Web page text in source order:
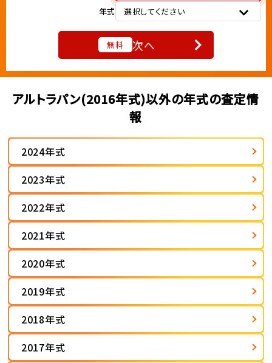
年式
選択してください
無料 次へ
アルトラパン(2016年式)以外の年式の査定情
報
2024年式
2023年式
2022年式
2021年式
2020年式
2019年式
2018年式
2017年式